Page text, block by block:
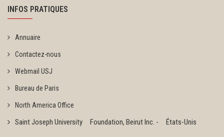
INFOS PRATIQUES
Annuaire
Contactez-nous
Webmail USJ
Bureau de Paris
North America Office
Saint Joseph University Foundation, Beirut Inc. - États-Unis